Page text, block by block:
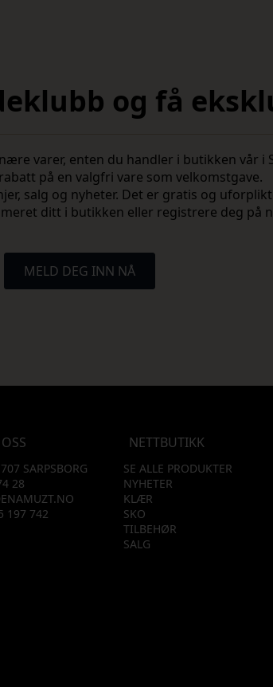
og få
varer, enten du handler i butikken vår
på en valgfri vare som velkomstgave.
salg og nyheter. Det er gratis og
ditt i butikken eller registrere deg på
MELD DEG INN NÅ
SARPSBORG
28
197 742
NETTBUTIKK
SE ALLE PRODUKTER
NYHETER
KLÆR
SKO
TILBEHØR
SALG